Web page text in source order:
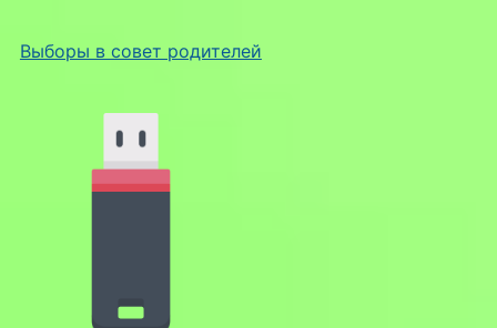
Выборы в совет родителей